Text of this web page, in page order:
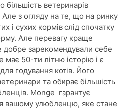
більшість ветеринарів
з огляду на те, що на ринку
і сухих кормів слід спочатку
Але перевагу краще
добре зарекомендували себе
50-ти літню історію і є
годування котів. Його
та обирає більшість
Monge гарантує
вашому улюбленцю, яке стане